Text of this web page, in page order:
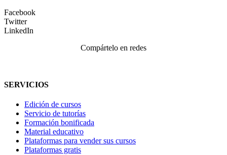
Facebook
Twitter
LinkedIn
Compártelo en redes
SERVICIOS
Edición de cursos
Servicio de tutorías
Formación bonificada
Material educativo
Plataformas para vender sus cursos
Plataformas gratis